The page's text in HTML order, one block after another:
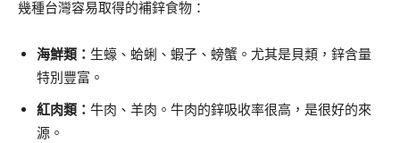
幾種台灣容易取得的補鋅食物：
海鮮類： 生蠔、蛤蜊、蝦子、螃蟹。尤其是貝類，鋅含量
特別豐富。
紅肉類： 牛肉、羊肉。牛肉的鋅吸收率很高，是很好的來
源。